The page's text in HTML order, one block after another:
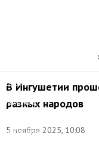
В Ингушетии
разных народов
5 ноября 2025, 10:08
связям,
национальной
политике,
печати
информации